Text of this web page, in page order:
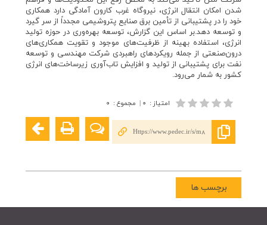
شدن امکان انتقال انرژی، نیروگاه غرب کارون آمادگی دارد همکاری
خود را در پشتیبانی از تأمین برق صنایع پتروشیمی مجدداً از سر گیرد
و توسعه دهد.بر اساس این گزارش، توسعه بهره‌وری در حوزه تولید
انرژی، استفاده بهینه از ظرفیت‌های موجود و تقویت همکاری‌های
درون‌صنعتی از جمله رویکردهای راهبردی شرکت مهندسی و توسعه
نفت برای پشتیبانی از تولید و افزایش تاب‌آوری زیرساخت‌های انرژی
کشور به شمار می‌رود.
امتیاز : ۰ | مجموع : ۰
Https://www.pedec.ir/s/m8
برچسب ها